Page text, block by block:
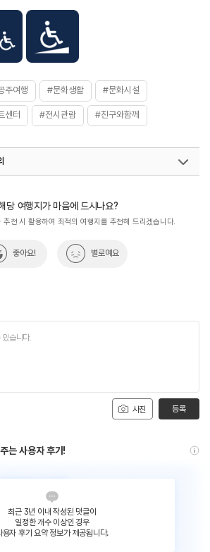
주여행 #문화생활 #문화시설
센터 #전시관람 #친구와함께
광-모두의여행)
033-738-3425
당 여행지가 마음에 드시나요?
추천 시 활용하여 최적의 여행지를 추천해 드리겠습니다.
좋아요! 별로예요
사진 등록
는 사용자 후기!
최근 3년 이내 작성된 댓글이
일정한 개수 이상인 경우
용자 후기 요약 정보가 제공됩니다.